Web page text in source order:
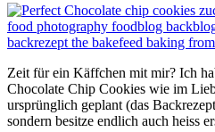
Zeit für ein Käffchen mit mir? Ich
Chocolate Chip Cookies wie im
ursprünglich geplant (das
sondern besitze endlich auch heiss